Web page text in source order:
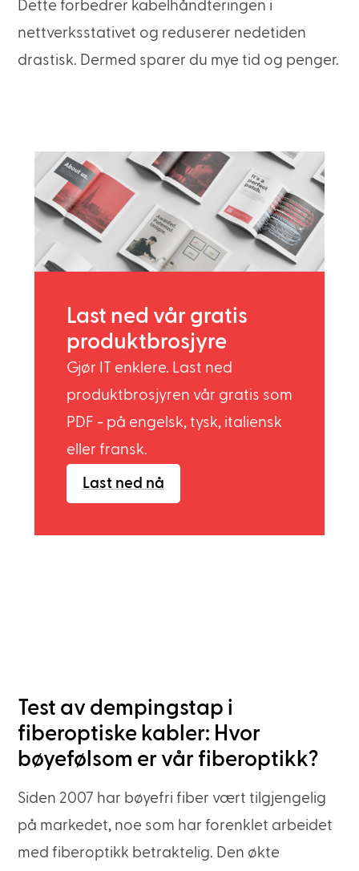
Dette forbedrer kabelhåndteringen i
nettverksstativet og reduserer nedetiden
drastisk. Dermed sparer du mye tid og penger.
Last ned vår gratis
produktbrosjyre
Gjør IT enklere. Last ned
produktbrosjyren vår gratis som
PDF - på engelsk, tysk, italiensk
eller fransk.
Last ned nå
Test av dempingstap i
fiberoptiske kabler: Hvor
bøyefølsom er vår fiberoptikk?
Siden 2007 har bøyefri fiber vært tilgjengelig
på markedet, noe som har forenklet arbeidet
med fiberoptikk betraktelig. Den økte